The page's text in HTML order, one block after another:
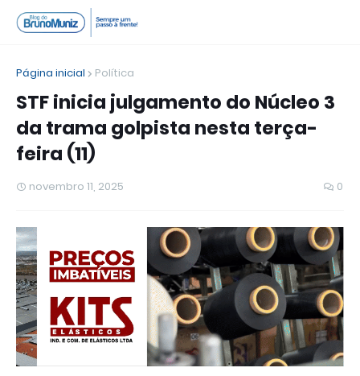
Página inicial Política
STF inicia julgamento do Núcleo 3
da trama golpista nesta terça-
feira (11)
novembro 11, 2025 0